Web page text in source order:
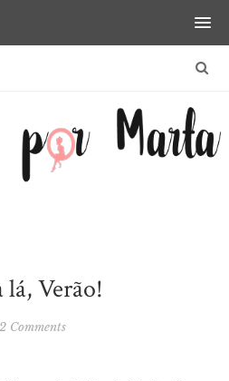
Verão!
2 Comments